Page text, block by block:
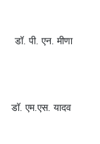
डॉ. पी. एन. मीणा
डॉ. एम.एस. यादव